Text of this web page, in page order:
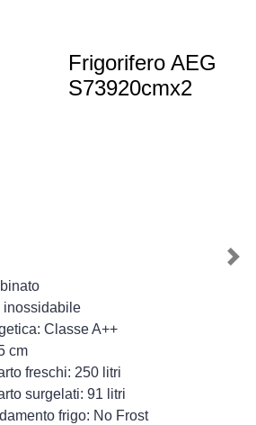
Frigorifero AEG
S73920cmx2
inossidabile
Classe A++
cm
freschi: 250 litri
surgelati: 91 litri
frigo: No Frost